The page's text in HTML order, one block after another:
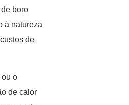
boro
à natureza
de
o
de calor